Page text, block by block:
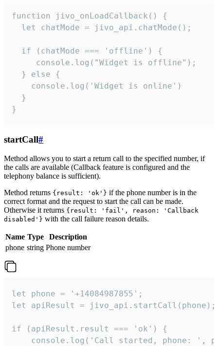
function jivo_onLoadCallback() {
  let chatMode = jivo_api.chatMode();
  if (chatMode === 'offline') {
     console.log("Widget is offline");
  } else {
    console.log('Widget is online')
  }
}
startCall#
Method allows you to start a return call to the specified number, if
the calls are available (Callback feature is configured and the
telephony balance is sufficient).
Method returns {result: 'ok'} if the phone number is in the
correct format and the request to start the call can be made.
Otherwise it returns {result: 'fail', reason: 'Callback
disabled'} with the call failure reason details.
Name Type
Description
phone string Phone number
let phone = '+14084987855';
let apiResult = jivo_api.startCall(phone);
if (apiResult.result === 'ok') {
console.log('Call started, phone: ',